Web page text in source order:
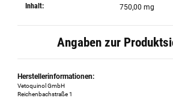
Inhalt: 750,00 mg
Angaben zur
Herstellerinformationen:
Vetoquinol GmbH
Reichenbachstraße 1